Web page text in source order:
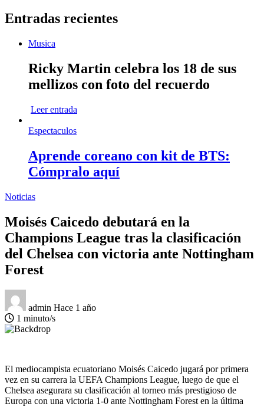
Entradas recientes
Musica
Ricky Martin celebra los 18 de sus
mellizos con foto del recuerdo
Leer entrada
Espectaculos
Aprende coreano con kit de BTS:
Cómpralo aquí
Noticias
Moisés Caicedo debutará en la
Champions League tras la clasificación
del Chelsea con victoria ante Nottingham
Forest
admin Hace 1 año
1 minuto/s
El mediocampista ecuatoriano Moisés Caicedo jugará por primera
vez en su carrera la UEFA Champions League, luego de que el
Chelsea asegurara su clasificación al torneo más prestigioso de
Europa con una victoria 1-0 ante Nottingham Forest en la última